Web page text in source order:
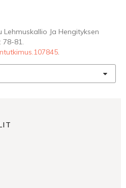
Lehmuskallio Ja Hengityksen
78-81.
.